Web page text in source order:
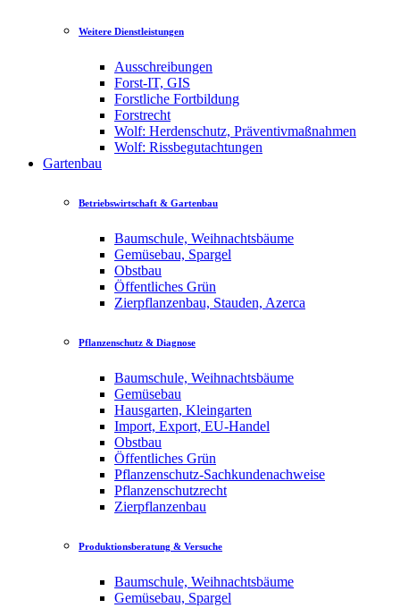
Weitere Dienstleistungen
Ausschreibungen
Forst-IT, GIS
Forstliche Fortbildung
Forstrecht
Wolf: Herdenschutz, Präventivmaßnahmen
Wolf: Rissbegutachtungen
Gartenbau
Betriebswirtschaft & Gartenbau
Baumschule, Weihnachtsbäume
Gemüsebau, Spargel
Obstbau
Öffentliches Grün
Zierpflanzenbau, Stauden, Azerca
Pflanzenschutz & Diagnose
Baumschule, Weihnachtsbäume
Gemüsebau
Hausgarten, Kleingarten
Import, Export, EU-Handel
Obstbau
Öffentliches Grün
Pflanzenschutz-Sachkundenachweise
Pflanzenschutzrecht
Zierpflanzenbau
Produktionsberatung & Versuche
Baumschule, Weihnachtsbäume
Gemüsebau, Spargel